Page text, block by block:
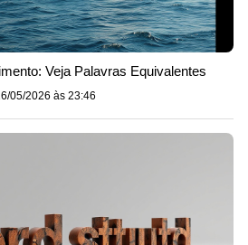
Veja Palavras Equivalentes
05/2026 às 23:46